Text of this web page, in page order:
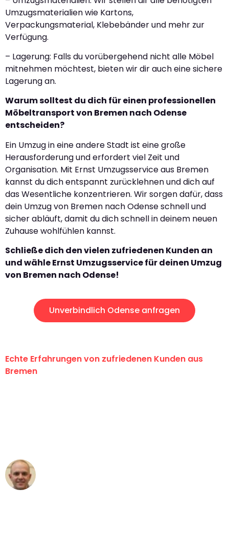
Umzugsmaterialien wie Kartons,
Verpackungsmaterial, Klebebänder und mehr zur
Verfügung.
– Lagerung: Falls du vorübergehend nicht alle Möbel
mitnehmen möchtest, bieten wir dir auch eine sichere
Lagerung an.
Warum solltest du dich für einen professionellen
Möbeltransport von Bremen nach Odense
entscheiden?
Ein Umzug in eine andere Stadt ist eine große
Herausforderung und erfordert viel Zeit und
Organisation. Mit Ernst Umzugsservice aus Bremen
kannst du dich entspannt zurücklehnen und dich auf
das Wesentliche konzentrieren. Wir sorgen dafür, dass
dein Umzug von Bremen nach Odense schnell und
sicher abläuft, damit du dich schnell in deinem neuen
Zuhause wohlfühlen kannst.
Schließe dich den vielen zufriedenen Kunden an
und wähle Ernst Umzugsservice für deinen Umzug
von Bremen nach Odense!
Unverbindlich Odense anfragen
Echte Erfahrungen von zufriedenen Kunden aus
Bremen